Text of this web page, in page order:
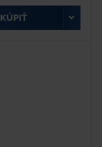
KÚPIŤ